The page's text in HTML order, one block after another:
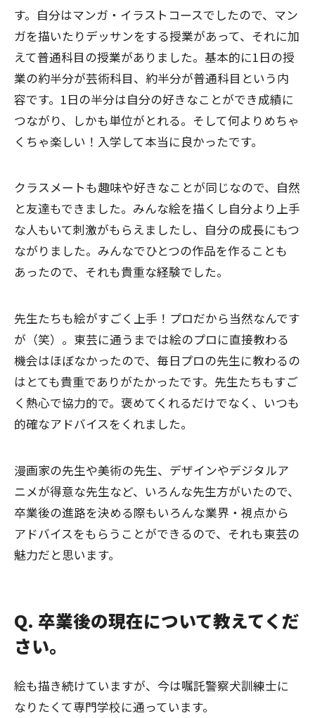
す。自分はマンガ・イラストコースでしたので、マン
ガを描いたりデッサンをする授業があって、それに加
えて普通科目の授業がありました。基本的に1日の授
業の約半分が芸術科目、約半分が普通科目という内
容です。1日の半分は自分の好きなことができ成績に
つながり、しかも単位がとれる。そして何よりめちゃ
くちゃ楽しい！入学して本当に良かったです。
クラスメートも趣味や好きなことが同じなので、自然
と友達もできました。みんな絵を描くし自分より上手
な人もいて刺激がもらえましたし、自分の成長にもつ
ながりました。みんなでひとつの作品を作ることも
あったので、それも貴重な経験でした。
先生たちも絵がすごく上手！プロだから当然なんです
が（笑）。東芸に通うまでは絵のプロに直接教わる
機会はほぼなかったので、毎日プロの先生に教わるの
はとても貴重でありがたかったです。先生たちもすご
く熱心で協力的で。褒めてくれるだけでなく、いつも
的確なアドバイスをくれました。
漫画家の先生や美術の先生、デザインやデジタルア
ニメが得意な先生など、いろんな先生方がいたので、
卒業後の進路を決める際もいろんな業界・視点から
アドバイスをもらうことができるので、それも東芸の
魅力だと思います。
Q. 卒業後の現在について教えてくだ
さい。
絵も描き続けていますが、今は嘱託警察犬訓練士に
なりたくて専門学校に通っています。